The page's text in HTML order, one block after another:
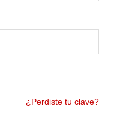
¿Perdiste tu clave?